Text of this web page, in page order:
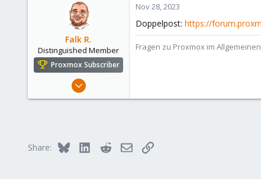
Falk R.
Distinguished Member
Proxmox Subscriber
Aug 2, 2021
Alfhausen, Germany
Nov 28, 2023
Doppelpost: https://
Fragen zu Proxmox im
Share: Bluesky LinkedInRedditEmailLink